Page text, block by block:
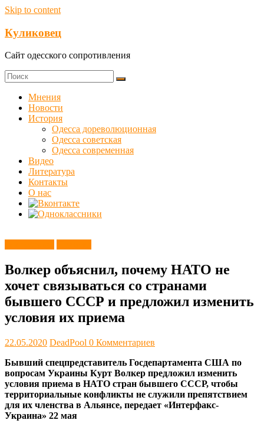
Skip to content
Куликовец
Сайт одесского сопротивления
Мнения
Новости
История
Одесса дореволюционная
Одесса советская
Одесса современная
Видео
Литература
Контакты
О нас
Волкер объяснил, почему НАТО не
хочет связываться со странами
бывшего СССР и предложил изменить
условия их приема
22.05.2020 DeadPool 0 Комментариев
Бывший спецпредставитель Госдепартамента США по
вопросам Украины Курт Волкер предложил изменить
условия приема в НАТО стран бывшего СССР, чтобы
территориальные конфликты не служили препятствием
для их членства в Альянсе, передает «Интерфакс-
Украина» 22 мая